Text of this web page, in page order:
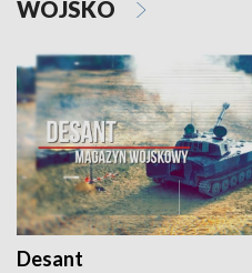
WOJSKO
Desant